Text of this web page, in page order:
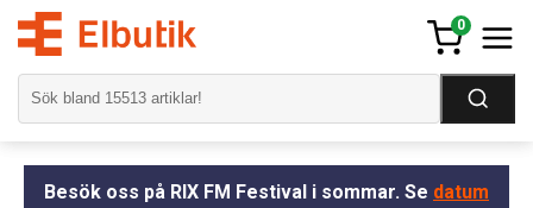
0
Besök oss på RIX FM Festival i sommar. Se datum